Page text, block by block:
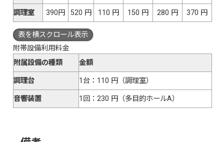
調理室 390円 520 円 110 円 150 円 280 円 370 円
表を横スクロール表示
附帯設備利用料金
附属設備の種類
金額
調理台 1台：110 円（調理室）
音響装置 1回：230 円（多目的ホールA）